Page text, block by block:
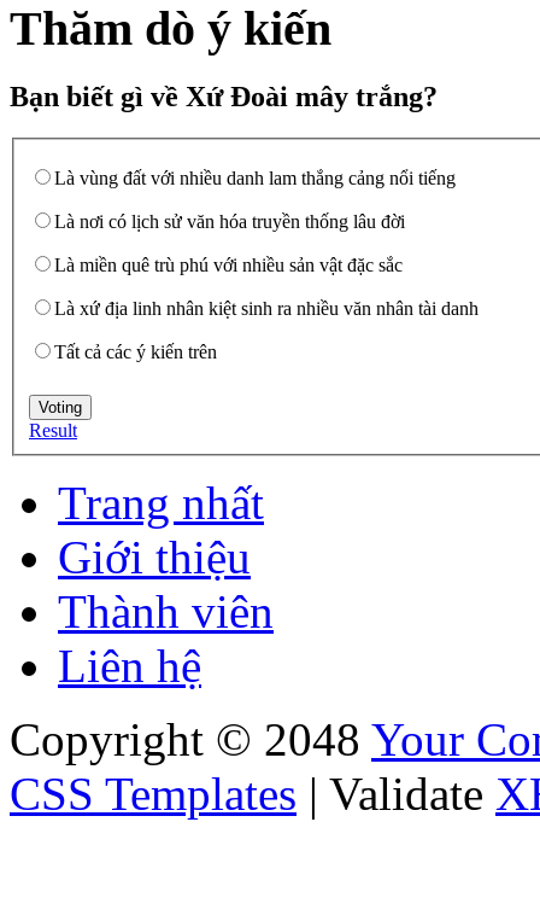
Thăm dò ý kiến
Bạn biết gì về Xứ Đoài mây trắng?
Là vùng đất với nhiều danh lam thắng cảng nổi tiếng
Là nơi có lịch sử văn hóa truyền thống lâu đời
Là miền quê trù phú với nhiều sản vật đặc sắc
Là xứ địa linh nhân kiệt sinh ra nhiều văn nhân tài danh
Tất cả các ý kiến trên
Result
Trang nhất
Giới thiệu
Thành viên
Liên hệ
Copyright © 2048 Your
CSS Templates | Validate